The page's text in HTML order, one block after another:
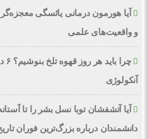
آیا هورمون درمانی یائسگی
و واقعیت‌های علمی
آنکولوژی
آیا آتشفشان توبا نسل بشر را تا
دانشمندان درباره بزرگ‌ترین فوران